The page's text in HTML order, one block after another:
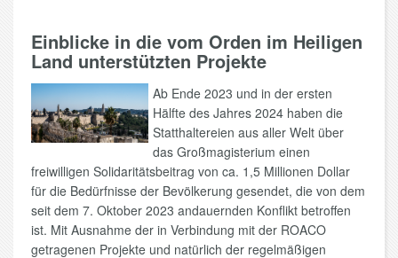
Einblicke in die vom Orden im Heiligen
Land unterstützten Projekte
Ab Ende 2023 und in der ersten
Hälfte des Jahres 2024 haben die
Statthaltereien aus aller Welt über
das Großmagisterium einen
freiwilligen Solidaritätsbeitrag von ca. 1,5 Millionen Dollar
für die Bedürfnisse der Bevölkerung gesendet, die von dem
seit dem 7. Oktober 2023 andauernden Konflikt betroffen
ist. Mit Ausnahme der in Verbindung mit der ROACO
getragenen Projekte und natürlich der regelmäßigen